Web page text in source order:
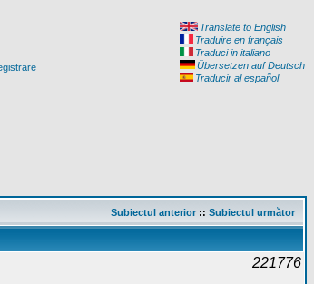
Translate to English
Traduire en français
Traduci in italiano
Übersetzen auf Deutsch
Traducir al español
Subiectul anterior:: Subiectul următor
221776